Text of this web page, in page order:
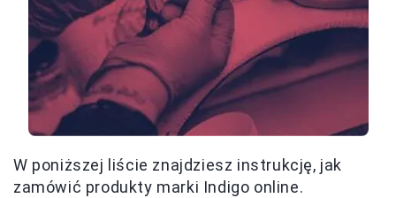
W poniższej liście znajdziesz instrukcję, jak
zamówić produkty marki Indigo online.